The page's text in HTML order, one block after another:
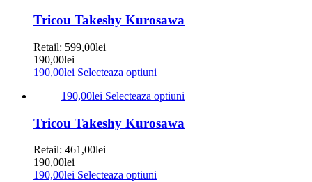
Tricou Takeshy Kurosawa
Retail: 599,00lei
190,00lei
190,00lei Selecteaza optiuni
190,00lei Selecteaza optiuni
Tricou Takeshy Kurosawa
Retail: 461,00lei
190,00lei
190,00lei Selecteaza optiuni